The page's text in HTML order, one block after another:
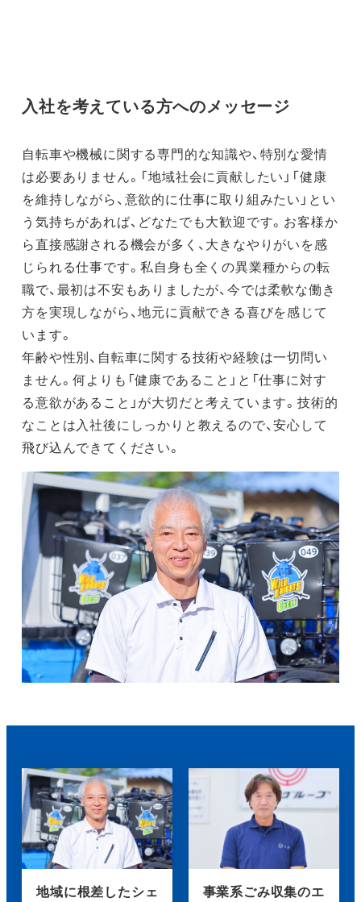
入社を考えている方へのメッセージ
自転車や機械に関する専門的な知識や、特別な愛情
は必要ありません。「地域社会に貢献したい」「健康
を維持しながら、意欲的に仕事に取り組みたい」とい
う気持ちがあれば、どなたでも大歓迎です。お客様か
ら直接感謝される機会が多く、大きなやりがいを感
じられる仕事です。私自身も全くの異業種からの転
職で、最初は不安もありましたが、今では柔軟な働き
方を実現しながら、地元に貢献できる喜びを感じて
います。
年齢や性別、自転車に関する技術や経験は一切問い
ません。何よりも「健康であること」と「仕事に対す
る意欲があること」が大切だと考えています。技術的
なことは入社後にしっかりと教えるので、安心して
飛び込んできてください。
地域に根差したシェ
事業系ごみ収集のエ